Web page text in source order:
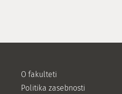
O fakulteti
Politika zasebnosti